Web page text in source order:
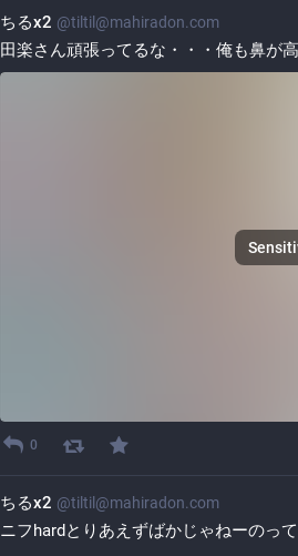
ちるx2 @tiltil@mahiradon.com
田楽さん頑張ってるな・・・俺も鼻が
0
ちるx2 @tiltil@mahiradon.com
ニフhardとりあえずばかじゃねーのっ